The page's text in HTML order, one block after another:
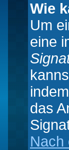
Wie
Um
eine
das
Nach